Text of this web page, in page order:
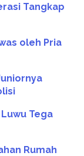
Tangkap
oleh Pria
Tega
Rumah